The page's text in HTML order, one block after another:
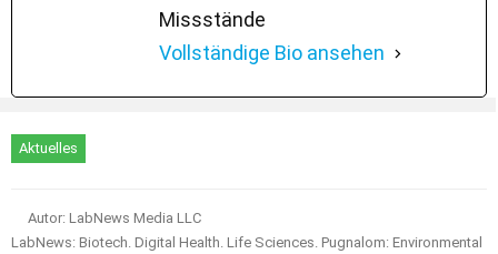
Missstände
Vollständige Bio ansehen
Aktuelles
Autor: LabNews Media LLC
LabNews: Biotech. Digital Health. Life Sciences. Pugnalom: Environmental